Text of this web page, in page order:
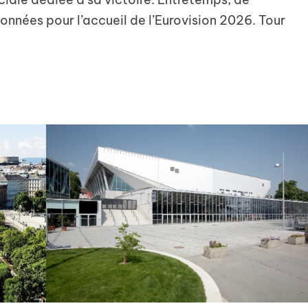
pour l’accueil de l’Eurovision 2026. Tour